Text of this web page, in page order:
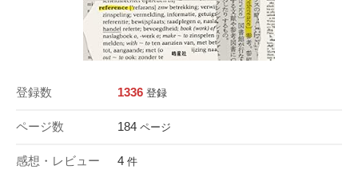
登録数 1336 登録
ページ数 184 ページ
感想・レビュー 4 件